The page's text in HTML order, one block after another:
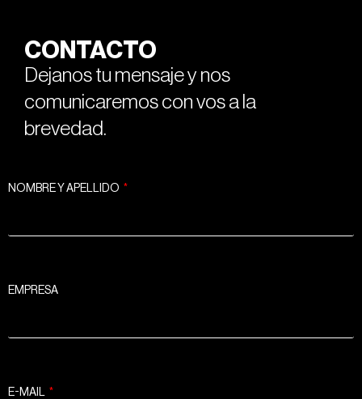
CONTACTO
Dejanos tu mensaje y nos
comunicaremos con vos a la
brevedad.
NOMBRE Y APELLIDO
EMPRESA
E-MAIL